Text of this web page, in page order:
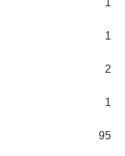
1
1
2
1
95